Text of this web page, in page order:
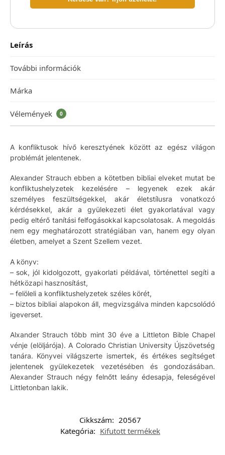
Leírás
További információk
Márka
Vélemények 0
A konfliktusok hívő keresztyének között az egész világon
problémát jelentenek.
Alexander Strauch ebben a kötetben bibliai elveket mutat be
konfliktushelyzetek kezelésére – legyenek ezek akár
személyes feszültségekkel, akár életstílusra vonatkozó
kérdésekkel, akár a gyülekezeti élet gyakorlatával vagy
pedig eltérő tanítási felfogásokkal kapcsolatosak. A megoldás
nem egy meghatározott stratégiában van, hanem egy olyan
életben, amelyet a Szent Szellem vezet.
A könyv:
– sok, jól kidolgozott, gyakorlati példával, történettel segíti a
hétközapi hasznosítást,
– felöleli a konfliktushelyzetek széles körét,
– biztos bibliai alapokon áll, megvizsgálva minden kapcsolódó
igeverset.
Alxander Strauch több mint 30 éve a Littleton Bible Chapel
vénje (elöljárója). A Colorado Christian University Újszövetség
tanára. Könyvei világszerte ismertek, és értékes segítséget
jelentenek gyülekezetek vezetésében és gondozásában.
Alexander Strauch négy felnőtt leány édesapja, feleségével
Littletonban lakik.
Cikkszám: 20567
Kategória: Kifutott termékek